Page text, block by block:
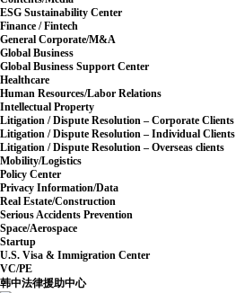
ESG Sustainability Center
Finance / Fintech
General Corporate/M&A
Global Business
Global Business Support Center
Healthcare
Human Resources/Labor Relations
Intellectual Property
Litigation / Dispute Resolution – Corporate Clients
Litigation / Dispute Resolution – Individual Clients
Litigation / Dispute Resolution – Overseas clients
Mobility/Logistics
Policy Center
Privacy Information/Data
Real Estate/Construction
Serious Accidents Prevention
Space/Aerospace
Startup
U.S. Visa & Immigration Center
VC/PE
韩中法律援助中心